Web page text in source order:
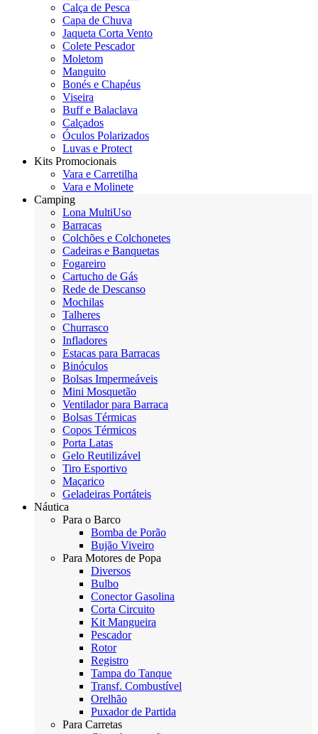
Calça de Pesca
Capa de Chuva
Jaqueta Corta Vento
Colete Pescador
Moletom
Manguito
Bonés e Chapéus
Viseira
Buff e Balaclava
Calçados
Óculos Polarizados
Luvas e Protect
Kits Promocionais
Vara e Carretilha
Vara e Molinete
Camping
Lona MultiUso
Barracas
Colchões e Colchonetes
Cadeiras e Banquetas
Fogareiro
Cartucho de Gás
Rede de Descanso
Mochilas
Talheres
Churrasco
Infladores
Estacas para Barracas
Binóculos
Bolsas Impermeáveis
Mini Mosquetão
Ventilador para Barraca
Bolsas Térmicas
Copos Térmicos
Porta Latas
Gelo Reutilizável
Tiro Esportivo
Maçarico
Geladeiras Portáteis
Náutica
Para o Barco
Bomba de Porão
Bujão Viveiro
Para Motores de Popa
Diversos
Bulbo
Conector Gasolina
Corta Circuito
Kit Mangueira
Pescador
Rotor
Registro
Tampa do Tanque
Transf. Combustível
Orelhão
Puxador de Partida
Para Carretas